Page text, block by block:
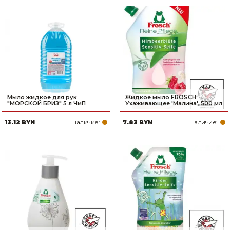
Мыло жидкое для рук
"МОРСКОЙ БРИЗ" 5 л ЧиП
13.12 BYN наличие:
Жидкое мыло FROSCH
Ухаживающее 'Малина', 500 мл
7.83 BYN наличие: